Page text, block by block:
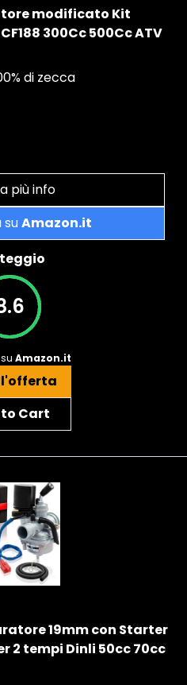
modificato Kit
300Cc 500Cc ATV
di zecca
più info
suAmazon.it
Amazon.it
Cart
19mm con Starter
2 tempi Dinli 50cc 70cc